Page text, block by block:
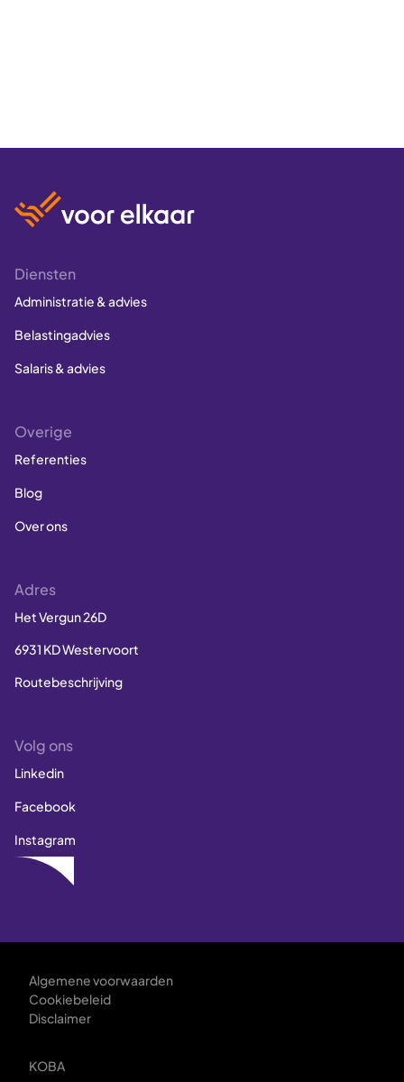
Diensten
Administratie & advies
Belastingadvies
Salaris & advies
Overige
Referenties
Blog
Over ons
Adres
Het Vergun 26D
6931 KD Westervoort
Routebeschrijving
Volg ons
Linkedin
Facebook
Instagram
KOBA
Algemene voorwaarden
Cookiebeleid
Disclaimer